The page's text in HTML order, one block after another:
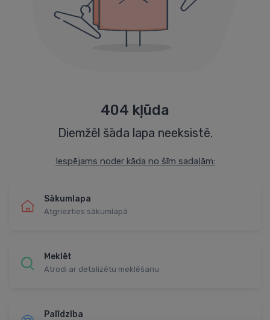
404 kļūda
Diemžēl šāda lapa neeksistē.
Iespējams noder kāda no šīm sadaļām:
Sākumlapa
Atgriezties sākumlapā
Meklēt
Atrodi ar detalizētu meklēšanu
Palīdzība